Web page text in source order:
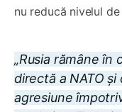
nu reducă nivelul
„Rusia rămâne în
directă a NATO
agresiune